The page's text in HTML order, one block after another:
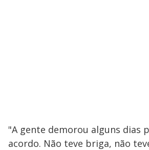
"A gente demorou alguns dias
acordo. Não teve briga, não